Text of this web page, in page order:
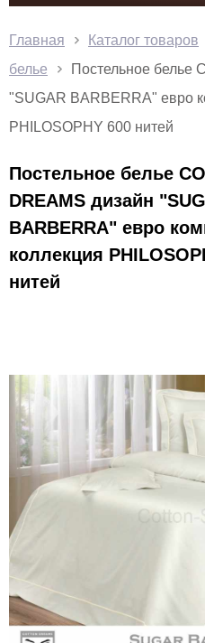
Главная Каталог товаров
белье
Постельное белье
"SUGAR BARBERRA" евро
PHILOSOPHY 600 нитей
Постельное белье
DREAMS дизайн
BARBERRA" евро
коллекция
нитей